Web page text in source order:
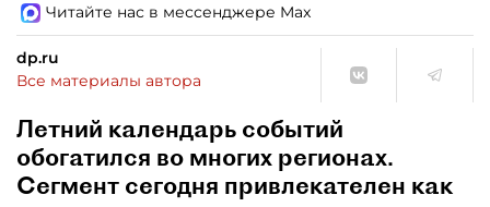
Читайте нас в мессенджере Max
dp.ru
Все материалы автора
Летний календарь событий
обогатился во многих регионах.
Сегмент сегодня привлекателен как